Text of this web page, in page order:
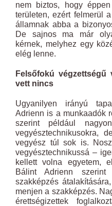
nem biztos, hogy
területen, ezért felmerül
államnak abba a
De sajnos ma már
kérnek, melyhez egy
elég lenne.
Felsőfokú végzettségű
vett nincs
Ugyanilyen irányú
Adrienn is a munkaadók
szerint például
vegyésztechnikusokra,
vegyész túl sok is.
vegyésztechnikussá –
kellett volna egyetem,
Bálint Adrienn
szakképzés
menjen a szakképzés.
érettségizettek